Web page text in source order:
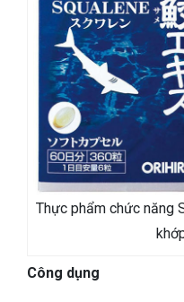
Thực phẩm chức năng
Công dụng